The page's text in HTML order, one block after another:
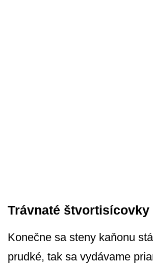
Trávnaté štvortisícovky
Konečne sa steny kaňonu
prudké, tak sa vydávame